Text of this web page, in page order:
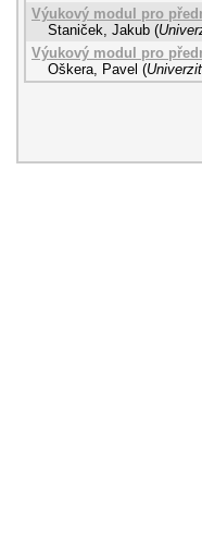
Výukový modul pro
Staniček, Jakub (
Výukový modul pro
Oškera, Pavel (